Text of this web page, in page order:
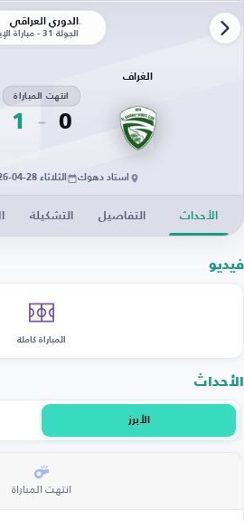
الدوري العراقي
الجولة 31 - مباراة الإياب
الغراف
0
انتهت المباراة
1
استاد دهوك الثلاثاء 28-04-2026 · 05:00 م
الأحداث التفاصيل التشكيلة
فيديو
المباراة كاملة
الأحداث
الأبرز
انتهت المباراة